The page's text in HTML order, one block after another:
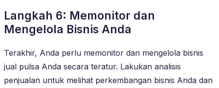
Langkah 6: Memonitor dan
Mengelola Bisnis Anda
Terakhir, Anda perlu memonitor dan mengelola bisnis
jual pulsa Anda secara teratur. Lakukan analisis
penjualan untuk melihat perkembangan bisnis Anda dan